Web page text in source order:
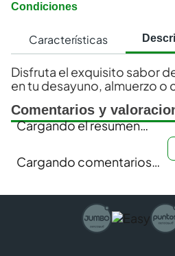
Condiciones
Características
Disfruta el exquisito sabor
en tu desayuno, almuerzo o
Comentarios y
Cargando el resumen…
Cargando comentarios…